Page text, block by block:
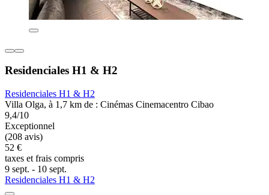
Residenciales H1 & H2
Residenciales H1 & H2
Villa Olga, à 1,7 km de : Cinémas Cinemacentro Cibao
9,4/10
Exceptionnel
(208 avis)
52 €
taxes et frais compris
9 sept. - 10 sept.
Residenciales H1 & H2